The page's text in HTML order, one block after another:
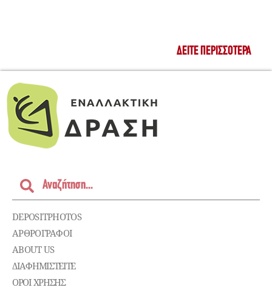
ΔΕΊΤΕ ΠΕΡΙΣΣΌΤΕΡΑ
DEPOSITPHOTOS
ΑΡΘΡΟΓΡΑΦΟΙ
ABOUT US
ΔΙΑΦΗΜΙΣΤΕΊΤΕ
ΌΡΟΙ ΧΡΉΣΗΣ